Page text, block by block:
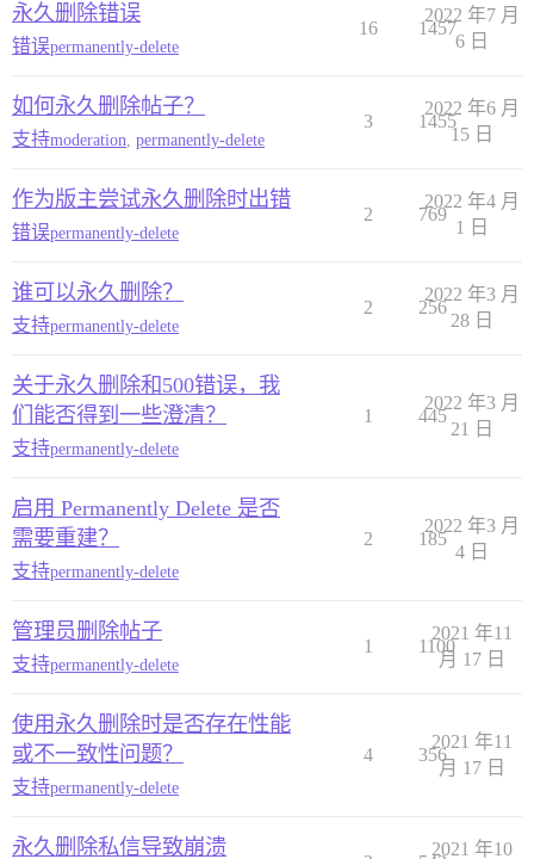
永久删除错误
错误permanently-delete
16 1457
2022 年7 月
6 日
如何永久删除帖子？
支持moderation permanently-delete
3 1455
2022 年6 月
15 日
作为版主尝试永久删除时出错
错误permanently-delete
2 769
2022 年4 月
1 日
谁可以永久删除？
支持permanently-delete
2 256
2022 年3 月
28 日
关于永久删除和500错误，我
们能否得到一些澄清？
支持permanently-delete
1 445
2022 年3 月
21 日
启用 Permanently Delete 是否
需要重建？
支持permanently-delete
2 185
2022 年3 月
4 日
管理员删除帖子
支持permanently-delete
1 1100
2021 年11
月 17 日
使用永久删除时是否存在性能
或不一致性问题？
支持permanently-delete
4 356
2021 年11
月 17 日
永久删除私信导致崩溃 2021 年10